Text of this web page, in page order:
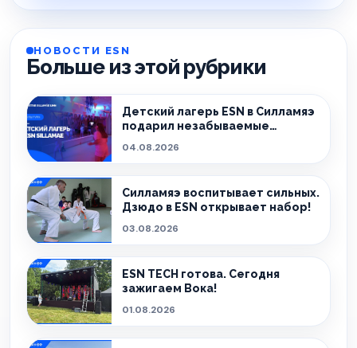
НОВОСТИ ESN
Больше из этой рубрики
Детский лагерь ESN в Силламяэ
подарил незабываемые
04.08.2026
Силламяэ воспитывает сильных.
Дзюдо в ESN открывает набор!
03.08.2026
ESN TECH готова. Сегодня
зажигаем Вока!
01.08.2026